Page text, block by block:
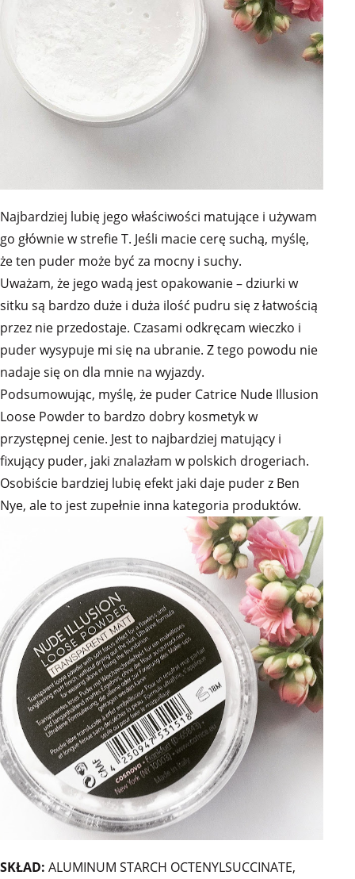
Najbardziej lubię jego właściwości matujące i używam
go głównie w strefie T. Jeśli macie cerę suchą, myślę,
że ten puder może być za mocny i suchy.
Uważam, że jego wadą jest opakowanie – dziurki w
sitku są bardzo duże i duża ilość pudru się z łatwością
przez nie przedostaje. Czasami odkręcam wieczko i
puder wysypuje mi się na ubranie. Z tego powodu nie
nadaje się on dla mnie na wyjazdy.
Podsumowując, myślę, że puder Catrice Nude Illusion
Loose Powder to bardzo dobry kosmetyk w
przystępnej cenie. Jest to najbardziej matujący i
fixujący puder, jaki znalazłam w polskich drogeriach.
Osobiście bardziej lubię efekt jaki daje puder z Ben
Nye, ale to jest zupełnie inna kategoria produktów.
SKŁAD: ALUMINUM STARCH OCTENYLSUCCINATE,